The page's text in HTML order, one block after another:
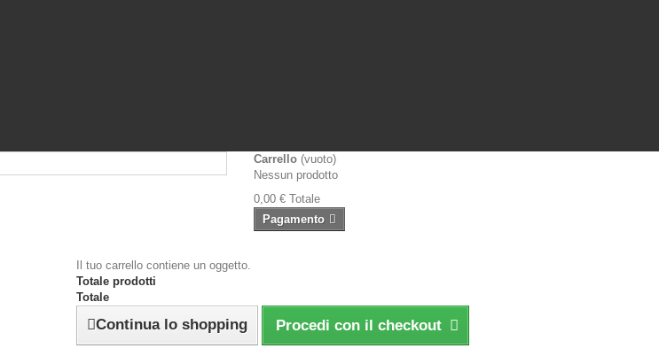
Carrello (vuoto)
Nessun prodotto
0,00 € Totale
Pagamento
Il tuo carrello contiene un oggetto.
Totale prodotti
Totale
Continua lo shopping Procedi con il checkout